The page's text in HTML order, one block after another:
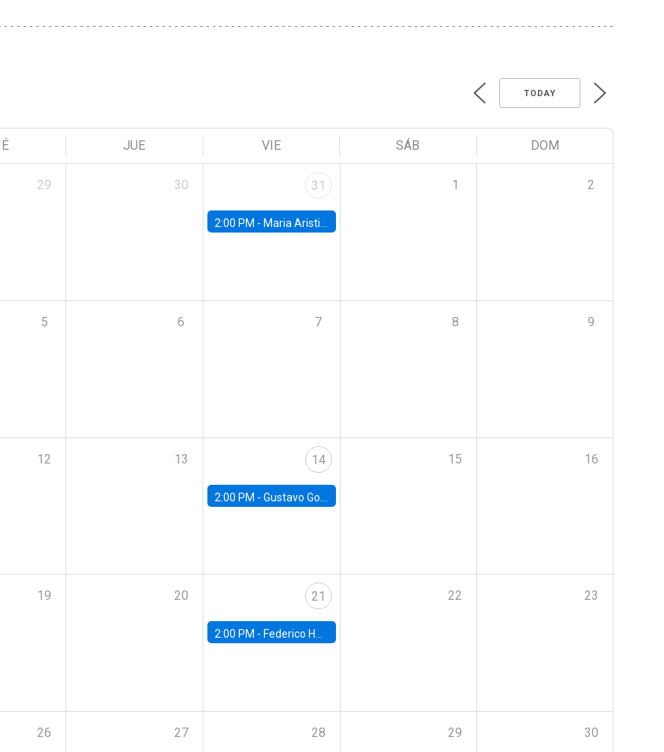
TODAY
JUE VIE SÁB DOM
29 30 31
2:00 PM - Maria Aristizabal-Ramirez, FED Board
1 2
5 6 7 8 9
12 13 14
2:00 PM - Gustavo González - Banco Central de Chile
15 16
19 20 21
2:00 PM - Federico Huneeus - Banco Central de Chile
22 23
26 27 28 29 30